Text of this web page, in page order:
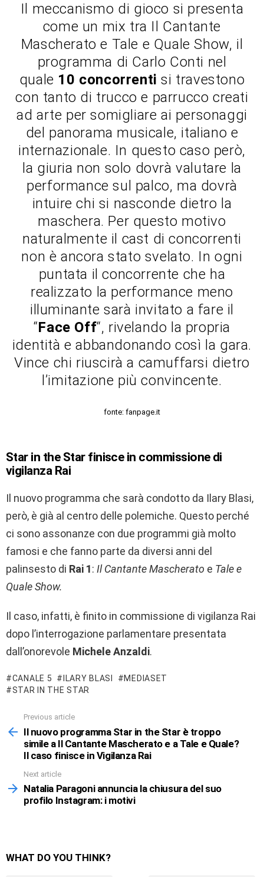
Il meccanismo di gioco si presenta
come un mix tra Il Cantante
Mascherato e Tale e Quale Show, il
programma di Carlo Conti nel
quale 10 concorrenti si travestono
con tanto di trucco e parrucco creati
ad arte per somigliare ai personaggi
del panorama musicale, italiano e
internazionale. In questo caso però,
la giuria non solo dovrà valutare la
performance sul palco, ma dovrà
intuire chi si nasconde dietro la
maschera. Per questo motivo
naturalmente il cast di concorrenti
non è ancora stato svelato. In ogni
puntata il concorrente che ha
realizzato la performance meno
illuminante sarà invitato a fare il
“Face Off“, rivelando la propria
identità e abbandonando così la gara.
Vince chi riuscirà a camuffarsi dietro
l’imitazione più convincente.
fonte: fanpage.it
Star in the Star finisce in commissione di
vigilanza Rai
Il nuovo programma che sarà condotto da Ilary Blasi,
però, è già al centro delle polemiche. Questo perché
ci sono assonanze con due programmi già molto
famosi e che fanno parte da diversi anni del
palinsesto di Rai 1: Il Cantante Mascherato e Tale e
Quale Show.
Il caso, infatti, è finito in commissione di vigilanza Rai
dopo l’interrogazione parlamentare presentata
dall’onorevole Michele Anzaldi.
CANALE 5 ILARY BLASI
MEDIASET
STAR IN THE STAR
more
Previous article
Il nuovo programma Star in the Star è troppo
simile a Il Cantante Mascherato e a Tale e Quale?
Il caso finisce in Vigilanza Rai
Next article
Natalia Paragoni annuncia la chiusura del suo
profilo Instagram: i motivi
WHAT DO YOU THINK?